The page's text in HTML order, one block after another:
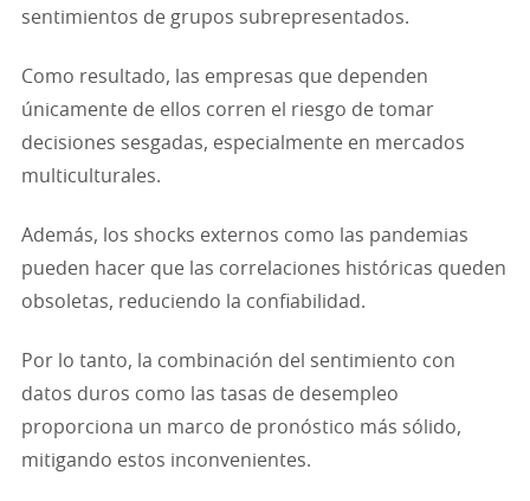
sentimientos de grupos subrepresentados.
Como resultado, las empresas que dependen
únicamente de ellos corren el riesgo de tomar
decisiones sesgadas, especialmente en mercados
multiculturales.
Además, los shocks externos como las pandemias
pueden hacer que las correlaciones históricas queden
obsoletas, reduciendo la confiabilidad.
Por lo tanto, la combinación del sentimiento con
datos duros como las tasas de desempleo
proporciona un marco de pronóstico más sólido,
mitigando estos inconvenientes.